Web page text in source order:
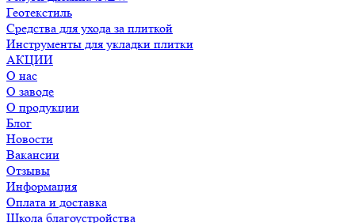
Геотекстиль
Средства для ухода за плиткой
Инструменты для укладки плитки
АКЦИИ
О нас
О заводе
О продукции
Блог
Новости
Вакансии
Отзывы
Информация
Оплата и доставка
Школа благоустройства